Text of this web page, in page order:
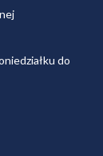
do